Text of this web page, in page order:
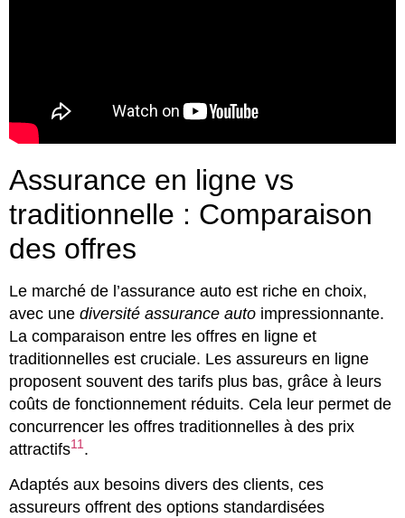
Assurance en ligne vs
traditionnelle : Comparaison
des offres
Le marché de l’assurance auto est riche en choix,
avec une diversité assurance auto impressionnante.
La comparaison entre les offres en ligne et
traditionnelles est cruciale. Les assureurs en ligne
proposent souvent des tarifs plus bas, grâce à leurs
coûts de fonctionnement réduits. Cela leur permet de
concurrencer les offres traditionnelles à des prix
attractifs11.
Adaptés aux besoins divers des clients, ces
assureurs offrent des options standardisées